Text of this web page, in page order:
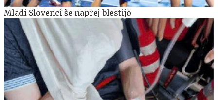
Mladi Slovenci še naprej blestijo